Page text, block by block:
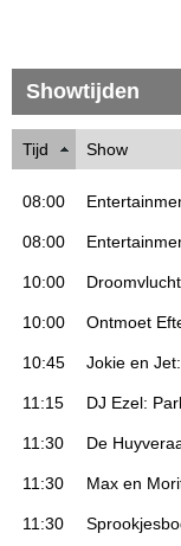
Showtijden
Tijd Show
08:00
08:00
10:00
10:00 Ontmoet
10:45 Jokie en
11:15 DJ Ezel:
11:30 De
11:30 Max en
11:30